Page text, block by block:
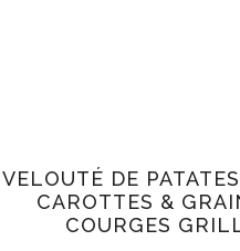
VELOUTÉ DE
CAROTTES &
COURGES